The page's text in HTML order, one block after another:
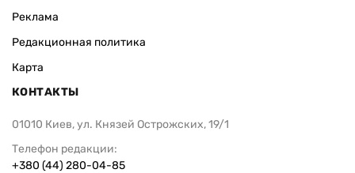
Реклама
Редакционная политика
Карта
КОНТАКТЫ
01010 Киев, ул. Князей Острожских, 19/1
Телефон редакции:
+380 (44) 280-04-85